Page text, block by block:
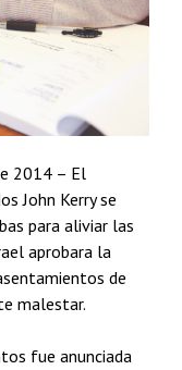
2014 – El
John Kerry se
para aliviar las
aprobara la
de
malestar.
fue anunciada